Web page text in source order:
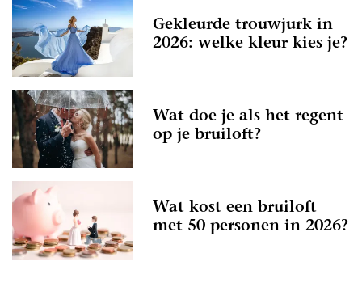
Gekleurde trouwjurk in
2026: welke kleur kies je?
Wat doe je als het regent
op je bruiloft?
Wat kost een bruiloft
met 50 personen in 2026?